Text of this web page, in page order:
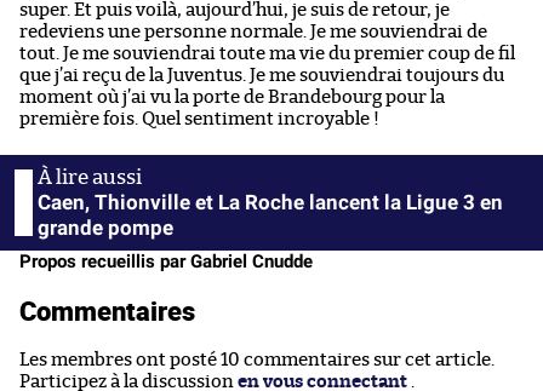
super. Et puis voilà, aujourd’hui, je suis de retour, je
redeviens une personne normale. Je me souviendrai de
tout. Je me souviendrai toute ma vie du premier coup de fil
que j’ai reçu de la Juventus. Je me souviendrai toujours du
moment où j’ai vu la porte de Brandebourg pour la
première fois. Quel sentiment incroyable !
Caen, Thionville et La Roche lancent la Ligue 3 en
grande pompe
Propos recueillis par Gabriel Cnudde
Commentaires
Les membres ont posté 10 commentaires sur cet article.
Participez à la discussion en vous connectant .